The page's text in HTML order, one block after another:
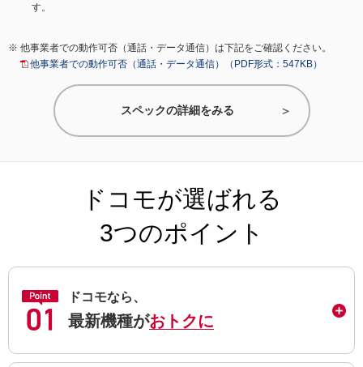
す。
他事業者での動作可否（通話・データ通信）は下記をご確認ください。
他事業者での動作可否（通話・データ通信）（PDF形式：547KB）
スペックの詳細をみる
ドコモが選ばれる
3つのポイント
ドコモなら、
最新機種がおトクに